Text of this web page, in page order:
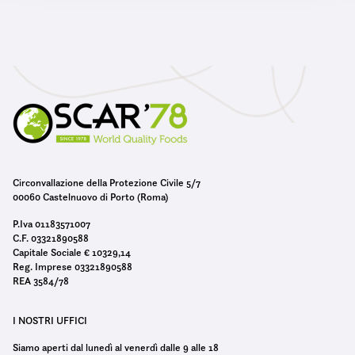
Circonvallazione della Protezione Civile 5/7
00060 Castelnuovo di Porto (Roma)
P.Iva 01183571007
C.F. 03321890588
Capitale Sociale € 10329,14
Reg. Imprese 03321890588
REA 3584/78
I NOSTRI UFFICI
Siamo aperti dal lunedì al venerdì dalle 9 alle 18